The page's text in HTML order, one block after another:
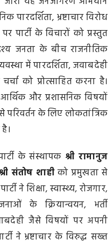
पारदर्शिता, भ्रष्टाचार विरोध
पार्टी के विचारों को प्रस्तुत
जनता के बीच राजनीतिक
में पारदर्शिता, जवाबदेही
को प्रोत्साहित करना है।
और प्रशासनिक विषयों
के लिए लोकतांत्रिक
के संस्थापक श्री रामानुज
संतोष शाहीको प्रमुखता से
ने शिक्षा, स्वास्थ्य, रोजगार,
के क्रियान्वयन, भर्ती
जैसे विषयों पर अपनी
ने भ्रष्टाचार के विरुद्ध सख्त